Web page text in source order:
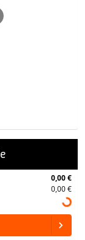
0,00 €
0,00 €